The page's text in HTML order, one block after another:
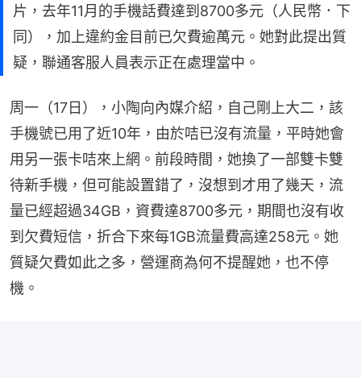
片，去年11月的手機話費達到8700多元（人民幣．下
同），加上違約金目前已欠費逾萬元。她對此提出質
疑，聯通客服人員表示正在處理當中。
周一（17日），小陶向內媒介紹，自己剛上大二，該
手機號已用了近10年，由於咭已沒有流量，平時她會
用另一張卡咭來上網。前段時間，她換了一部雙卡雙
待新手機，但可能設置錯了，沒想到才用了幾天，流
量已經超過34GB，資費達8700多元，期間也沒有收
到欠費短信，折合下來每1GB流量費高達258元。她
質疑欠費如此之多，營運商為何不提醒她，也不停
機。